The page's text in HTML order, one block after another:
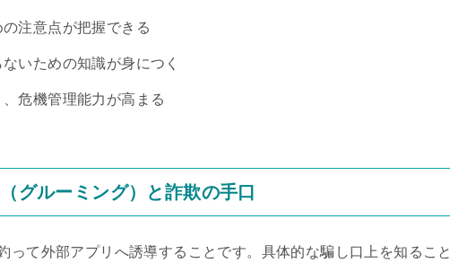
注意点が把握できる
いための知識が身につく
危機管理能力が高まる
グルーミング）と詐欺の手口
って外部アプリへ誘導することです。具体的な騙し口上を知ること